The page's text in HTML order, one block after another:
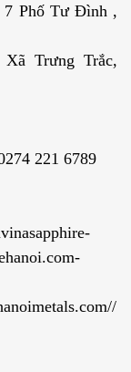
Phố Tư Đình ,
Trưng Trắc,
221 6789